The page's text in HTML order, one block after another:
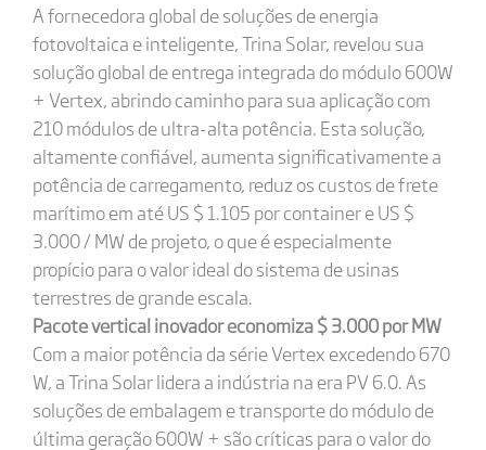
A fornecedora global de soluções de energia
fotovoltaica e inteligente, Trina Solar, revelou sua
solução global de entrega integrada do módulo 600W
+ Vertex, abrindo caminho para sua aplicação com
210 módulos de ultra-alta potência. Esta solução,
altamente confiável, aumenta significativamente a
potência de carregamento, reduz os custos de frete
marítimo em até US $ 1.105 por container e US $
3.000 / MW de projeto, o que é especialmente
propício para o valor ideal do sistema de usinas
terrestres de grande escala.
Pacote vertical inovador economiza $ 3.000 por MW
Com a maior potência da série Vertex excedendo 670
W, a Trina Solar lidera a indústria na era PV 6.0. As
soluções de embalagem e transporte do módulo de
última geração 600W + são críticas para o valor do